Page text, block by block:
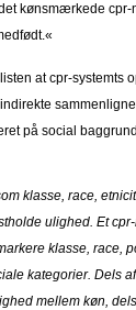
kønsmærkede
at cpr-systemts
på social
klasse, race,
ulighed. Et
klasse, race,
kategorier. Dels
mellem køn,